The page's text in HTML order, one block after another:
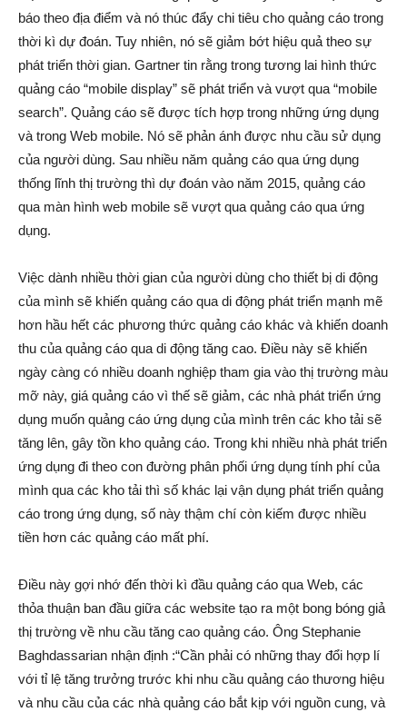
báo theo địa điểm và nó thúc đẩy chi tiêu cho quảng cáo trong
thời kì dự đoán. Tuy nhiên, nó sẽ giảm bớt hiệu quả theo sự
phát triển thời gian. Gartner tin rằng trong tương lai hình thức
quảng cáo “mobile display” sẽ phát triển và vượt qua “mobile
search”. Quảng cáo sẽ được tích hợp trong những ứng dụng
và trong Web mobile. Nó sẽ phản ánh được nhu cầu sử dụng
của người dùng. Sau nhiều năm quảng cáo qua ứng dụng
thống lĩnh thị trường thì dự đoán vào năm 2015, quảng cáo
qua màn hình web mobile sẽ vượt qua quảng cáo qua ứng
dụng.
Việc dành nhiều thời gian của người dùng cho thiết bị di động
của mình sẽ khiến quảng cáo qua di động phát triển mạnh mẽ
hơn hầu hết các phương thức quảng cáo khác và khiến doanh
thu của quảng cáo qua di động tăng cao. Điều này sẽ khiến
ngày càng có nhiều doanh nghiệp tham gia vào thị trường màu
mỡ này, giá quảng cáo vì thế sẽ giảm, các nhà phát triển ứng
dụng muốn quảng cáo ứng dụng của mình trên các kho tải sẽ
tăng lên, gây tồn kho quảng cáo. Trong khi nhiều nhà phát triển
ứng dụng đi theo con đường phân phối ứng dụng tính phí của
mình qua các kho tải thì số khác lại vận dụng phát triển quảng
cáo trong ứng dụng, số này thậm chí còn kiếm được nhiều
tiền hơn các quảng cáo mất phí.
Điều này gợi nhớ đến thời kì đầu quảng cáo qua Web, các
thỏa thuận ban đầu giữa các website tạo ra một bong bóng giả
thị trường về nhu cầu tăng cao quảng cáo. Ông Stephanie
Baghdassarian nhận định :“Cần phải có những thay đổi hợp lí
với tỉ lệ tăng trưởng trước khi nhu cầu quảng cáo thương hiệu
và nhu cầu của các nhà quảng cáo bắt kịp với nguồn cung, và